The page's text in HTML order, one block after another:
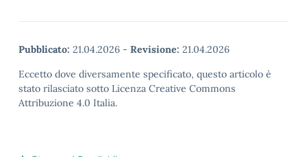
Pubblicato: 21.04.2026 - Revisione: 21.04.2026
Eccetto dove diversamente specificato, questo articolo è
stato rilasciato sotto Licenza Creative Commons
Attribuzione 4.0 Italia.